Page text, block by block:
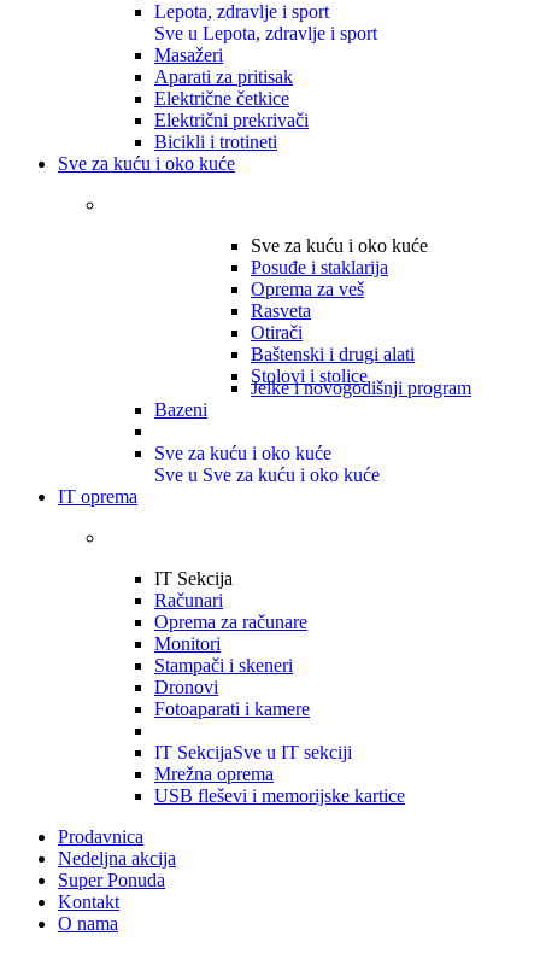
Lepota, zdravlje i sport
Sve u Lepota, zdravlje i sport
Masažeri
Aparati za pritisak
Električne četkice
Električni prekrivači
Bicikli i trotineti
Sve za kuću i oko kuće
Sve za kuću i oko kuće
Posuđe i staklarija
Oprema za veš
Rasveta
Otirači
Baštenski i drugi alati
Stolovi i stolice
Jelke i novogodišnji program
Bazeni
Sve za kuću i oko kuće
Sve u Sve za kuću i oko kuće
IT oprema
IT Sekcija
Računari
Oprema za računare
Monitori
Stampači i skeneri
Dronovi
Fotoaparati i kamere
IT SekcijaSve u IT sekciji
Mrežna oprema
USB fleševi i memorijske kartice
Prodavnica
Nedeljna akcija
Super Ponuda
Kontakt
O nama